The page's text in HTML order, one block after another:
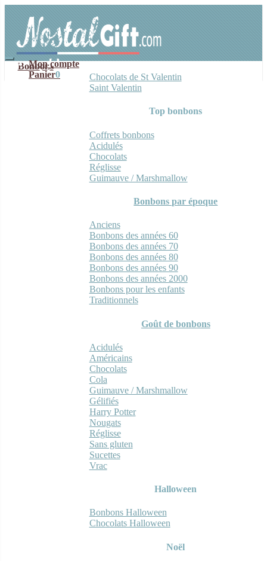
navigation
contenu
Mon compte
Panier0
Bonbons
Chocolats de St Valentin
Saint Valentin
Top bonbons
Coffrets bonbons
Acidulés
Chocolats
Réglisse
Guimauve / Marshmallow
Bonbons par époque
Anciens
Bonbons des années 60
Bonbons des années 70
Bonbons des années 80
Bonbons des années 90
Bonbons des années 2000
Bonbons pour les enfants
Traditionnels
Goût de bonbons
Acidulés
Américains
Chocolats
Cola
Guimauve / Marshmallow
Gélifiés
Harry Potter
Nougats
Réglisse
Sans gluten
Sucettes
Vrac
Halloween
Bonbons Halloween
Chocolats Halloween
Noël